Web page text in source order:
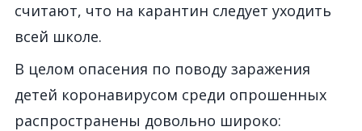
считают, что на карантин следует уходить
всей школе.
В целом опасения по поводу заражения
детей коронавирусом среди опрошенных
распространены довольно широко: